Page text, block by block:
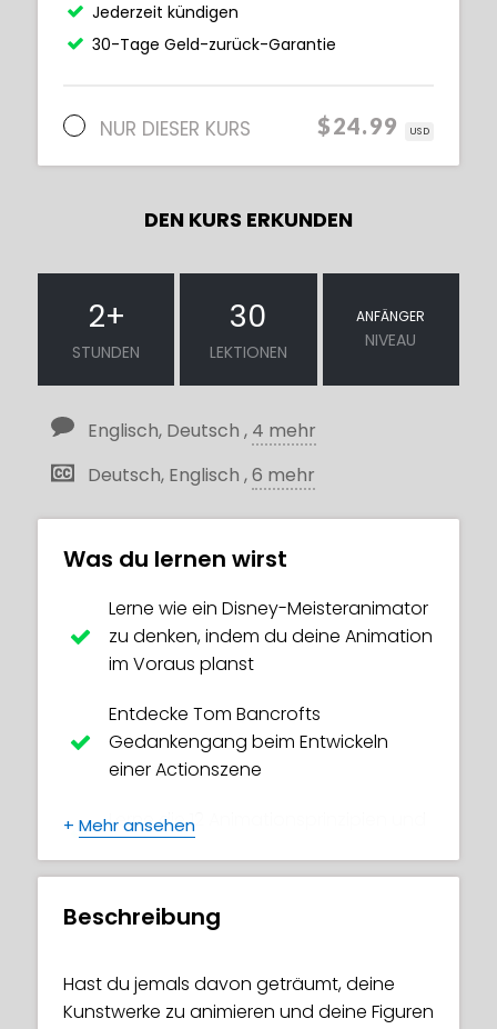
Jederzeit kündigen
30-Tage Geld-zurück-Garantie
NUR DIESER KURS $24.99 USD
DEN KURS ERKUNDEN
2+
STUNDEN
30
LEKTIONEN
ANFÄNGER
NIVEAU
Englisch, Deutsch , 4 mehr
Deutsch, Englisch ,6 mehr
Was du lernen wirst
Lerne wie ein Disney-Meisteranimator
zu denken, indem du deine Animation
im Voraus planst
Entdecke Tom Bancrofts
Gedankengang beim Entwickeln
einer Actionszene
Lerne die 12 Animationsprinzipien und
Animationen und wichtige
Finde den Unterschied zwischen
+ Mehr ansehen
Beschreibung
Hast du jemals davon geträumt, deine
Kunstwerke zu animieren und deine Figuren